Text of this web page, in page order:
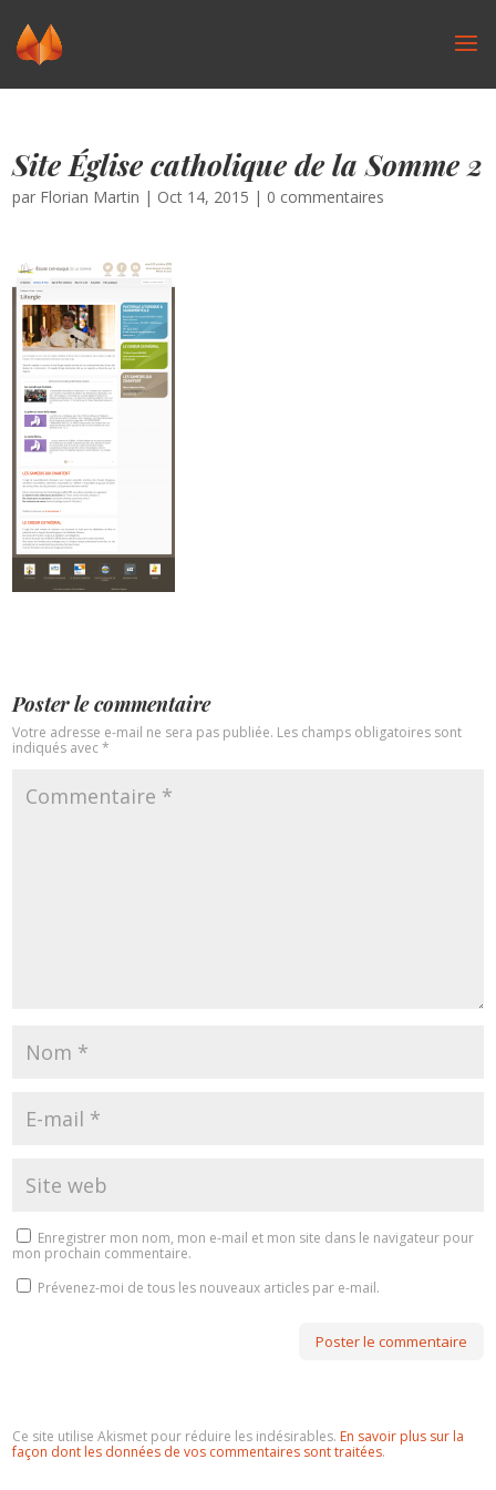
Site Église catholique de la Somme 2
par Florian Martin | Oct 14, 2015 | 0 commentaires
Poster le commentaire
Votre adresse e-mail ne sera pas publiée. Les champs obligatoires sont
indiqués avec*
Enregistrer mon nom, mon e-mail et mon site dans le navigateur pour
mon prochain commentaire.
Prévenez-moi de tous les nouveaux articles par e-mail.
Ce site utilise Akismet pour réduire les indésirables. En savoir plus sur la
façon dont les données de vos commentaires sont traitées.